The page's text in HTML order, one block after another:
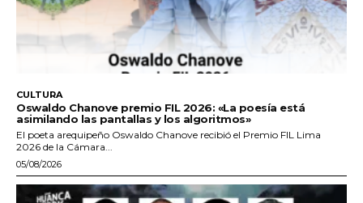
CULTURA
Oswaldo Chanove premio FIL 2026: «La poesía está
asimilando las pantallas y los algoritmos»
El poeta arequipeño Oswaldo Chanove recibió el Premio FIL Lima
2026 de la Cámara...
05/08/2026